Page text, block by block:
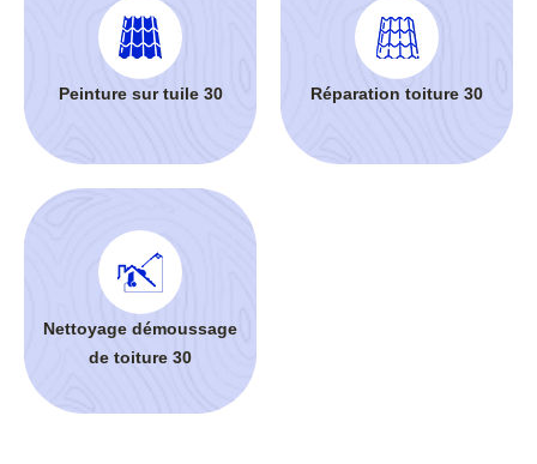
Peinture sur tuile 30 Réparation toiture 30
Nettoyage démoussage
de toiture 30